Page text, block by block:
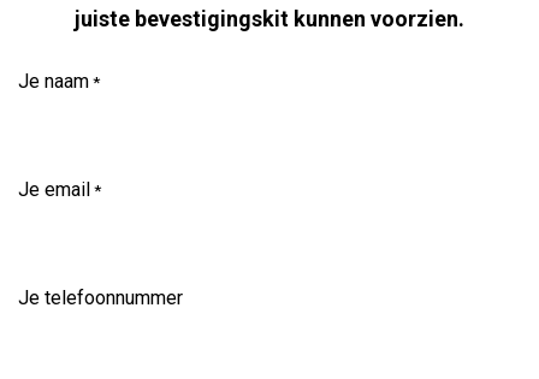
juiste bevestigingskit kunnen voorzien.
Je naam*
Je email*
Je telefoonnummer